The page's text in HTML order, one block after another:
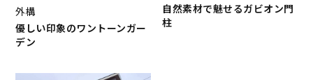
外構
優しい印象のワントーンガー
デン
自然素材で魅せるガビオン門
柱